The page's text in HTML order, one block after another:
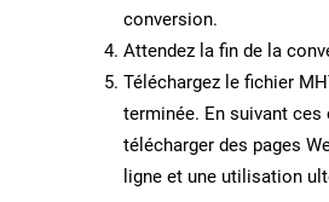
conversion.
Attendez la fin de la
Téléchargez le fichier
terminée. En suivant
télécharger des pages
ligne et une utilisation